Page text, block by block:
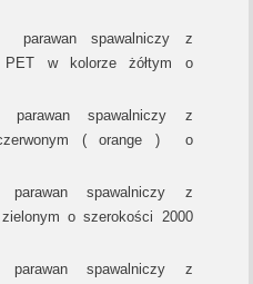
parawan spawalniczy z
PET w kolorze żółtym o
parawan spawalniczy z
( orange ) o
parawan spawalniczy z
o szerokości 2000
parawan spawalniczy z